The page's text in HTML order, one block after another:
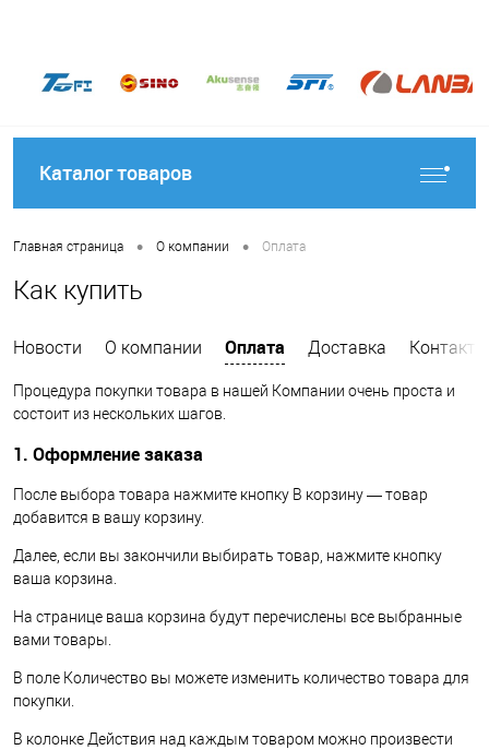
Каталог товаров
Главная страница • О компании • Оплата
Как купить
Новости О компании Оплата Доставка Контакты
Процедура покупки товара в нашей Компании очень проста и
состоит из нескольких шагов.
1. Оформление заказа
После выбора товара нажмите кнопку В корзину — товар
добавится в вашу корзину.
Далее, если вы закончили выбирать товар, нажмите кнопку
ваша корзина.
На странице ваша корзина будут перечислены все выбранные
вами товары.
В поле Количество вы можете изменить количество товара для
покупки.
В колонке Действия над каждым товаром можно произвести